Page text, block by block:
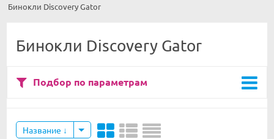
Бинокли Discovery Gator
Бинокли Discovery Gator
Подбор по параметрам
Название